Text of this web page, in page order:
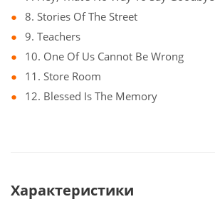
8. Stories Of The Street
9. Teachers
10. One Of Us Cannot Be Wrong
11. Store Room
12. Blessed Is The Memory
Характеристики